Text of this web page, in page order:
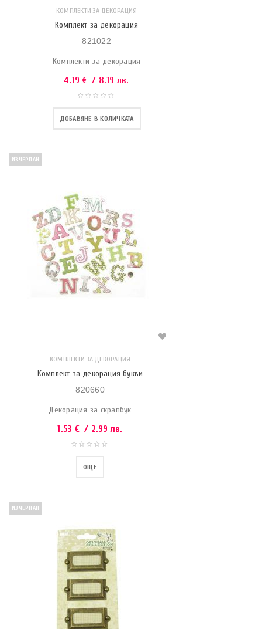
КОМПЛЕКТИ ЗА ДЕКОРАЦИЯ
Комплект за декорация
821022
Комплекти за декорация
4.19 € / 8.19 лв.
ДОБАВЯНЕ В КОЛИЧКАТА
ИЗЧЕРПАН
КОМПЛЕКТИ ЗА ДЕКОРАЦИЯ
Комплект за декорация букви
820660
Декорация за скрапбук
1.53 € / 2.99 лв.
ОЩЕ
ИЗЧЕРПАН